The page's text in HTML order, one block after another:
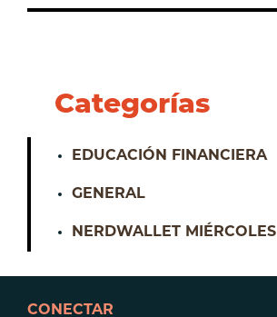
Categorías
EDUCACIÓN FINANCIERA
GENERAL
NERDWALLET MIÉRCOLES
CONECTAR